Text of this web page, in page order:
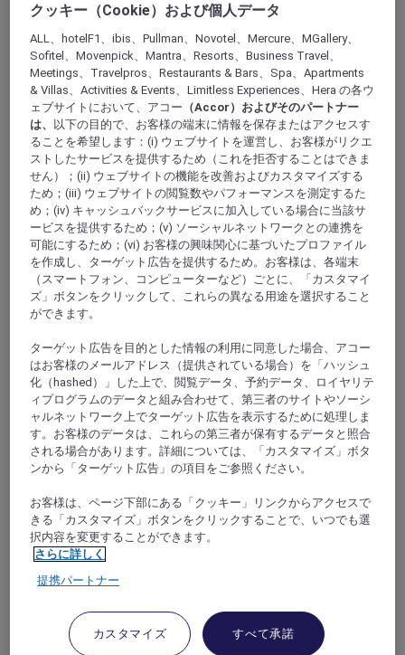
リブルヌ
サンメダールアンジャル
Floirac
ヴィルナーヴドルノン
クッキー（Cookie）および個人データ
ALL、hotelF1、ibis、Pullman、Novotel、Mercure、MGallery、
Sofitel、Movenpick、Mantra、Resorts、Business Travel、
Meetings、Travelpros、Restaurants & Bars、Spa、Apartments
& Villas、Activities & Events、Limitless Experiences、Hera の各ウ
ェブサイトにおいて、アコー （Accor）およびそのパートナー
は、
以下の目的で、お客様の端末に情報を保存またはアクセスす
ることを希望します：(i) ウェブサイトを運営し、お客様がリクエ
ストしたサービスを提供するため（これを拒否することはできま
せん）；(ii) ウェブサイトの機能を改善およびカスタマイズする
ため；(iii) ウェブサイトの閲覧数やパフォーマンスを測定するた
め；(iv) キャッシュバックサービスに加入している場合に当該サ
ービスを提供するため；(v) ソーシャルネットワークとの連携を
可能にするため；(vi) お客様の興味関心に基づいたプロファイル
を作成し、ターゲット広告を提供するため。お客様は、各端末
（スマートフォン、コンピューターなど）ごとに、「カスタマイ
ズ」ボタンをクリックして、これらの異なる用途を選択すること
ができます。
ターゲット広告を目的とした情報の利用に同意した場合、アコー
はお客様のメールアドレス（提供されている場合）を「ハッシュ
化（hashed）」した上で、閲覧データ、予約データ、ロイヤリテ
ィプログラムのデータと組み合わせて、第三者のサイトやソーシ
ャルネットワーク上でターゲット広告を表示するために処理しま
す。お客様のデータは、これらの第三者が保有するデータと照合
される場合があります。詳細については、「カスタマイズ」ボタ
ンから「ターゲット広告」の項目をご参照ください。
お客様は、ページ下部にある「クッキー」リンクからアクセスで
きる「カスタマイズ」ボタンをクリックすることで、いつでも選
択内容を変更することができます。
さらに詳しく
提携パートナー
カスタマイズ すべて承諾